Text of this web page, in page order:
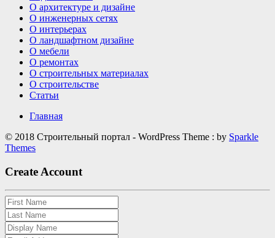
О архитектуре и дизайне
О инженерных сетях
О интерьерах
О ландшафтном дизайне
О мебели
О ремонтах
О строительных материалах
О строительстве
Статьи
Главная
© 2018 Строительный портал - WordPress Theme : by Sparkle
Themes
Create Account